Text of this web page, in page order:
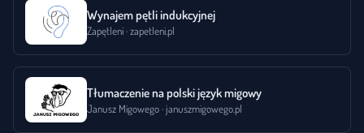
Wynajem pętli indukcyjnej
Zapętleni · zapetleni.pl
Tłumaczenie na polski język migowy
Janusz Migowego · januszmigowego.pl